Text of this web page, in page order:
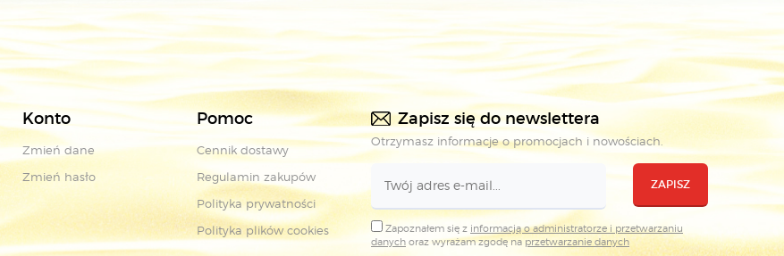
Konto
Zmień dane
Zmień hasło
Pomoc
Cennik dostawy
Regulamin zakupów
Polityka prywatności
Polityka plików cookies
Zapisz się do newslettera
Otrzymasz informacje o promocjach i nowościach.
ZAPISZ
Zapoznałem się z informacją o administratorze i przetwarzaniu
danych oraz wyrażam zgodę naprzetwarzanie danych